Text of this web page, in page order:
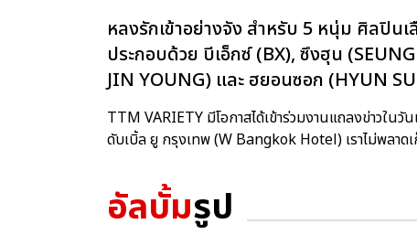
หลงรักเข้าอย่างจัง สำหรับ 5 หนุ่ม ศิลปิน
ประกอบด้วย บีเอ็กซ์ (BX), ซึงฮุน
JIN YOUNG) และ ฮยอนซอก (HYUN
TTM VARIETY มีโอกาสได้เข้าร่วมงานแถลงข่าวใ
ดับเบิ้ล ยู กรุงเทพ (W Bangkok Hotel) เราไม่พลา
อัลบั้มรูป